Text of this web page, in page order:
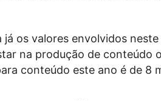
já os valores envolvidos
na produção de conteúdo
conteúdo este ano é de 8